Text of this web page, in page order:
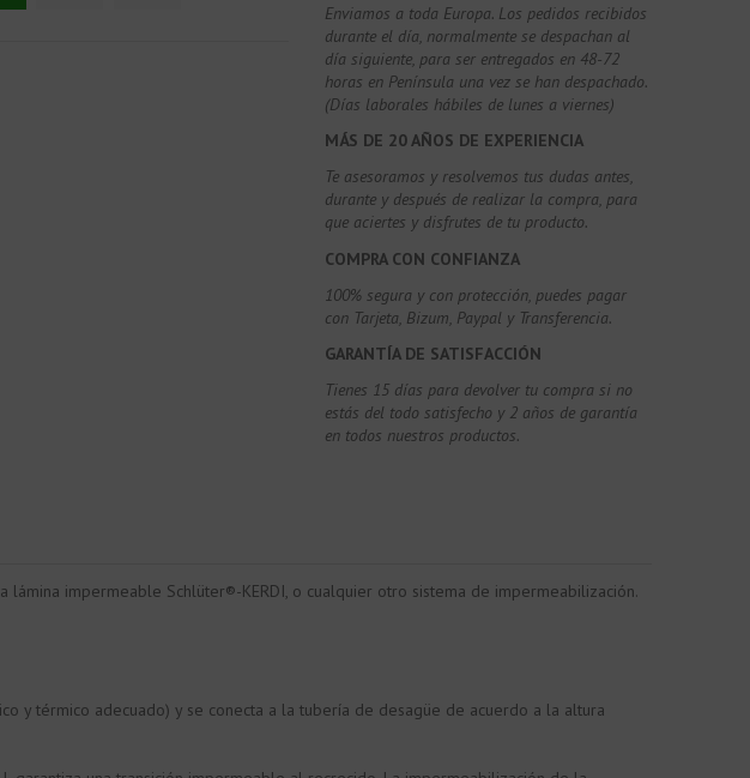
Enviamos a toda Europa. Los pedidos recibidos
durante el día, normalmente se despachan al
día siguiente, para ser entregados en 48-72
horas en Península una vez se han despachado.
(Días laborales hábiles de lunes a viernes)
MÁS DE 20 AÑOS DE EXPERIENCIA
Te asesoramos y resolvemos tus dudas antes,
durante y después de realizar la compra, para
que aciertes y disfrutes de tu producto.
COMPRA CON CONFIANZA
100% segura y con protección, puedes pagar
con Tarjeta, Bizum, Paypal y Transferencia.
GARANTÍA DE SATISFACCIÓN
Tienes 15 días para devolver tu compra si no
estás del todo satisfecho y 2 años de garantía
en todos nuestros productos.
lámina impermeable Schlüter®-KERDI, o cualquier otro sistema de impermeabilización.
y térmico adecuado) y se conecta a la tubería de desagüe de acuerdo a la altura